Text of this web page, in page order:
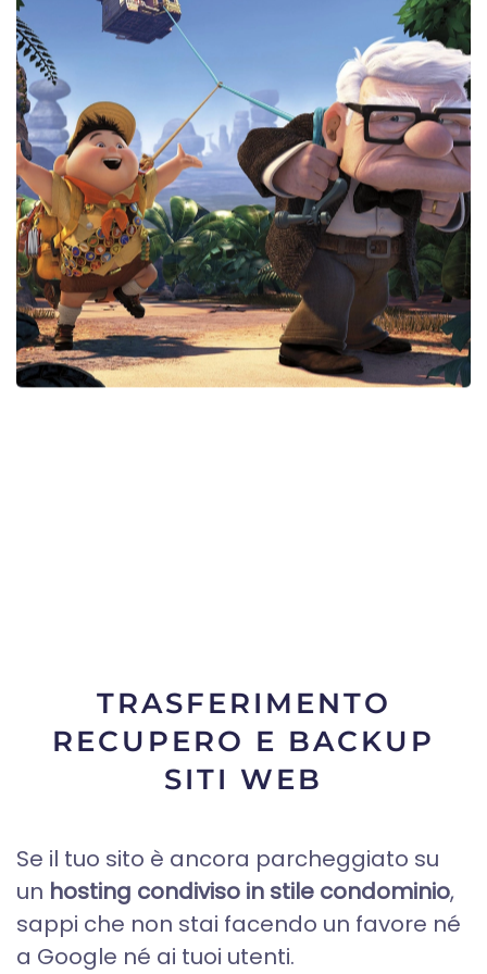
TRASFERIMENTO
RECUPERO E BACKUP
SITI WEB
Se il tuo sito è ancora parcheggiato su
un hosting condiviso in stile condominio,
sappi che non stai facendo un favore né
a Google né ai tuoi utenti.